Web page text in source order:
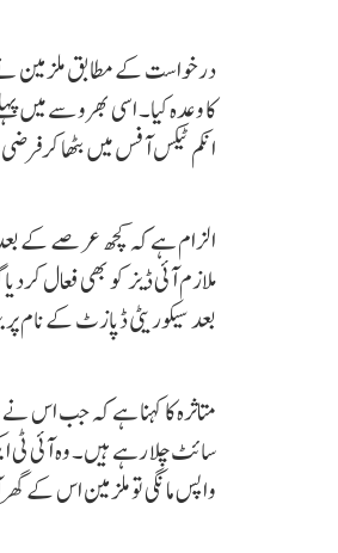
درخواست کے مطابق ملزمین نے
کا وعدہ کیا۔ اسی بھروسے میں
انکم ٹیکس آفس میں بٹھا کرفرضی
الزام ہے کہ کچھ عرصے کے
ملازم آئی ڈیز کو بھی فعال
بعد سیکوریٹی ڈپازٹ کے نام
متاثرہ کا کہنا ہے کہ جب اس
سائٹ چلا رہے ہیں۔ وہ آئی
واپس مانگی تو ملزمین اس کے